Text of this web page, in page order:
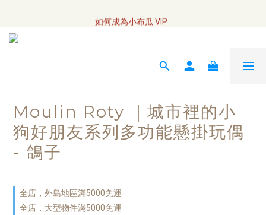
Moulin Roty ｜城市裡的小
狗好朋友系列多功能懸掛玩偶
- 鴿子
全店，外島地區滿5000免運
全店，大型物件滿5000免運